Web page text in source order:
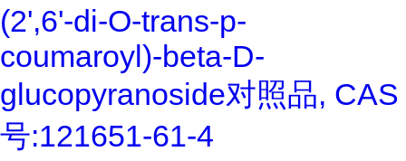
(2',6'-di-O-trans-p-
coumaroyl)-beta-D-
glucopyranoside对照品, CAS
号:121651-61-4